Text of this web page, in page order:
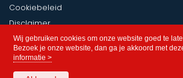
Wij gebruiken cookies om onze website goed te
Bezoek je onze website, dan ga je akkoord met
informatie >
Cookiebeleid
Disclaimer
Privacy